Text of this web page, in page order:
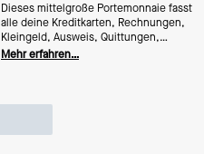
Dieses mittelgroße Portemonnaie fasst
alle deine Kreditkarten, Rechnungen,
Kleingeld, Ausweis, Quittungen,
Fahrkarten, was auch immer du hast –
Mehr erfahren…